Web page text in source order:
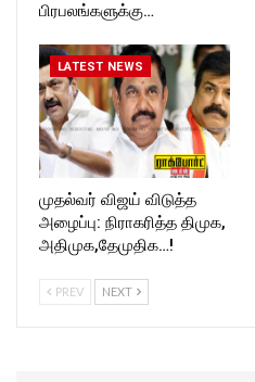
பிரபலங்களுக்கு…
LATEST NEWS
முதல்வர் விஜய் விடுத்த
அழைப்பு: நிராகரித்த திமுக,
அதிமுக,தேமுதிக…!
PREV NEXT